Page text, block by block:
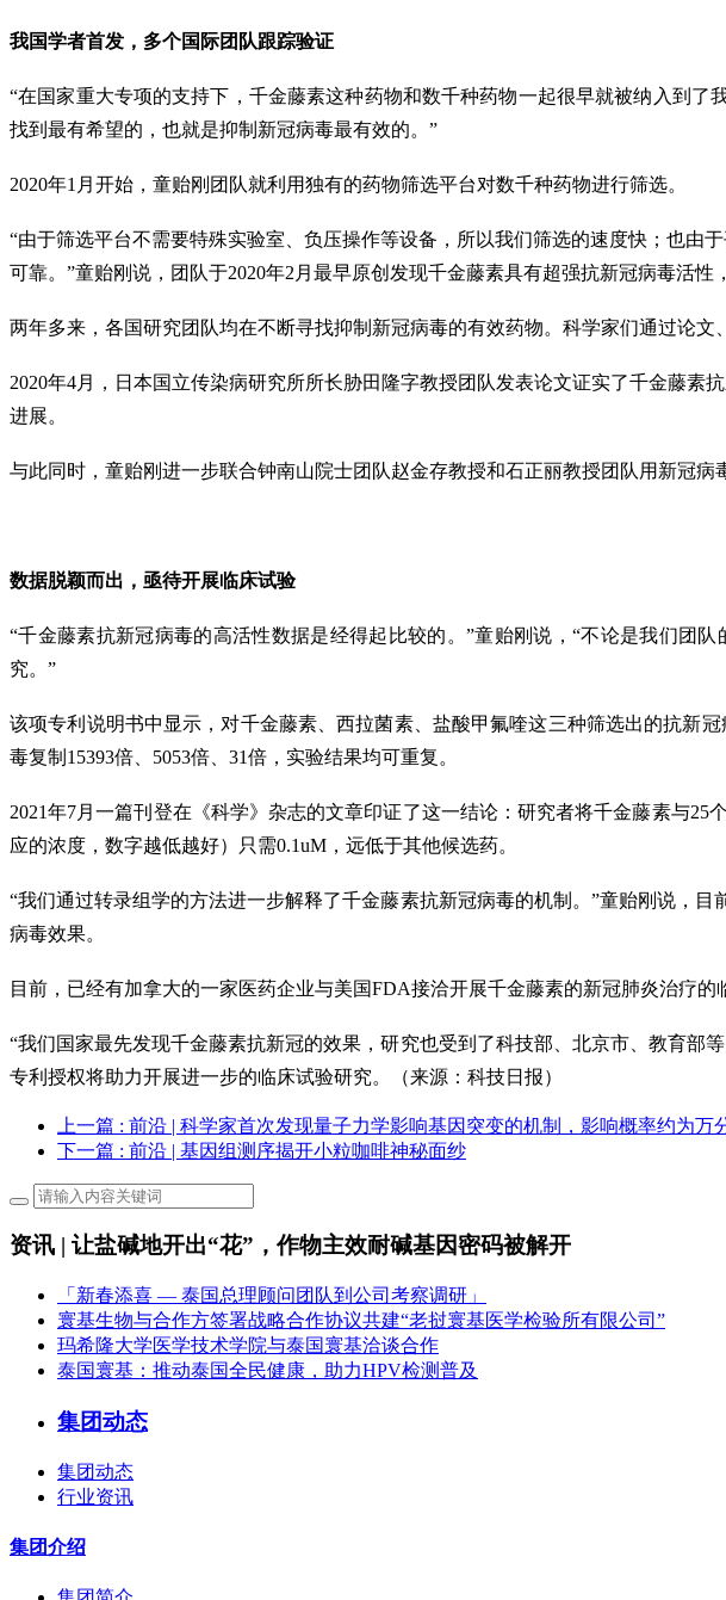
我国学者首发，多个国际团队跟踪验证
“在国家重大专项的支持下，千金藤素这种药物和数千种药物一起很早就被纳入到
找到最有希望的，也就是抑制新冠病毒最有效的。”
2020年1月开始，童贻刚团队就利用独有的药物筛选平台对数千种药物进行筛选。
“由于筛选平台不需要特殊实验室、负压操作等设备，所以我们筛选的速度快；也由
可靠。”童贻刚说，团队于2020年2月最早原创发现千金藤素具有超强抗新冠病毒活性
两年多来，各国研究团队均在不断寻找抑制新冠病毒的有效药物。科学家们通过论
2020年4月，日本国立传染病研究所所长胁田隆字教授团队发表论文证实了千金藤素
进展。
与此同时，童贻刚进一步联合钟南山院士团队赵金存教授和石正丽教授团队用新冠
数据脱颖而出，亟待开展临床试验
“千金藤素抗新冠病毒的高活性数据是经得起比较的。”童贻刚说，“不论是我们团
究。”
该项专利说明书中显示，对千金藤素、西拉菌素、盐酸甲氟喹这三种筛选出的抗新
毒复制15393倍、5053倍、31倍，实验结果均可重复。
2021年7月一篇刊登在《科学》杂志的文章印证了这一结论：研究者将千金藤素与
应的浓度，数字越低越好）只需0.1uM，远低于其他候选药。
“我们通过转录组学的方法进一步解释了千金藤素抗新冠病毒的机制。”童贻刚说，
病毒效果。
目前，已经有加拿大的一家医药企业与美国FDA接洽开展千金藤素的新冠肺炎治疗
“我们国家最先发现千金藤素抗新冠的效果，研究也受到了科技部、北京市、教育部
专利授权将助力开展进一步的临床试验研究。（来源：科技日报）
上一篇 : 前沿 | 科学家首次发现量子力学影响基因突变的机制，影响概率约为万
下一篇 : 前沿 | 基因组测序揭开小粒咖啡神秘面纱
资讯 | 让盐碱地开出“花”，作物主效耐碱基因密码被解开
「新春添喜 — 泰国总理顾问团队到公司考察调研」
寰基生物与合作方签署战略合作协议共建“老挝寰基医学检验所有限公司”
玛希隆大学医学技术学院与泰国寰基洽谈合作
泰国寰基：推动泰国全民健康，助力HPV检测普及
集团动态
集团动态
行业资讯
集团介绍